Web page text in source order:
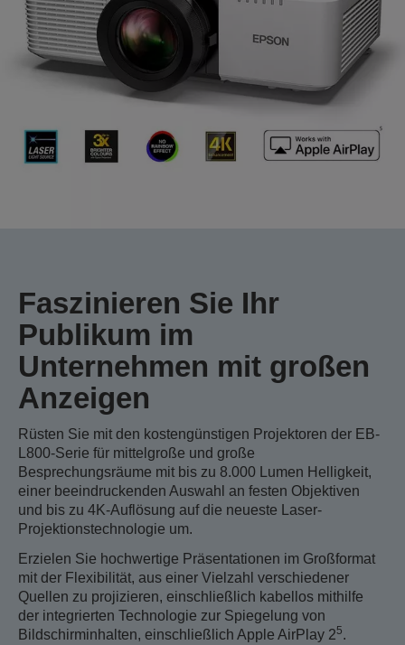
Faszinieren Sie Ihr
Publikum im
Unternehmen mit großen
Anzeigen
Rüsten Sie mit den kostengünstigen Projektoren der EB-
L800-Serie für mittelgroße und große
Besprechungsräume mit bis zu 8.000 Lumen Helligkeit,
einer beeindruckenden Auswahl an festen Objektiven
und bis zu 4K-Auflösung auf die neueste Laser-
Projektionstechnologie um.
Erzielen Sie hochwertige Präsentationen im Großformat
mit der Flexibilität, aus einer Vielzahl verschiedener
Quellen zu projizieren, einschließlich kabellos mithilfe
der integrierten Technologie zur Spiegelung von
Bildschirminhalten, einschließlich Apple AirPlay 25.